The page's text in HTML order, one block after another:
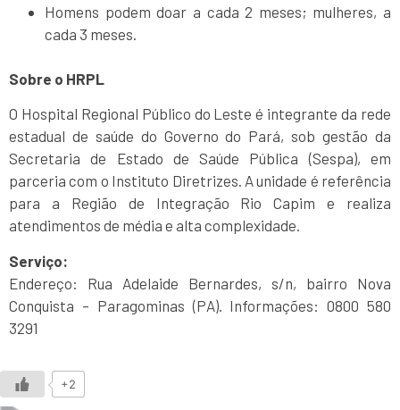
Homens podem doar a cada 2 meses; mulheres, a
cada 3 meses.
Sobre o HRPL
O Hospital Regional Público do Leste é integrante da rede
estadual de saúde do Governo do Pará, sob gestão da
Secretaria de Estado de Saúde Pública (Sespa), em
parceria com o Instituto Diretrizes. A unidade é referência
para a Região de Integração Rio Capim e realiza
atendimentos de média e alta complexidade.
Serviço:
Endereço: Rua Adelaide Bernardes, s/n, bairro Nova
Conquista – Paragominas (PA). Informações: 0800 580
3291
+2